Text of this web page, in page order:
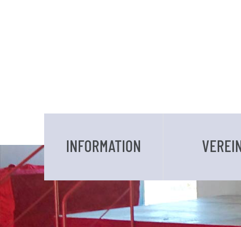
INFORMATION
DATEN UND FAKTEN
VEREIN
VORSTAND